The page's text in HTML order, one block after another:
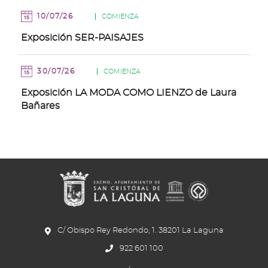
10/07/26 COMIENZA
Exposición SER-PAISAJES
30/07/26 COMIENZA
Exposición LA MODA COMO LIENZO de Laura
Bañares
C/ Obispo Rey Redondo, 1. 38201 La Laguna
922 601 100